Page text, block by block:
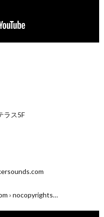
ラス5F
› nocopyrights…